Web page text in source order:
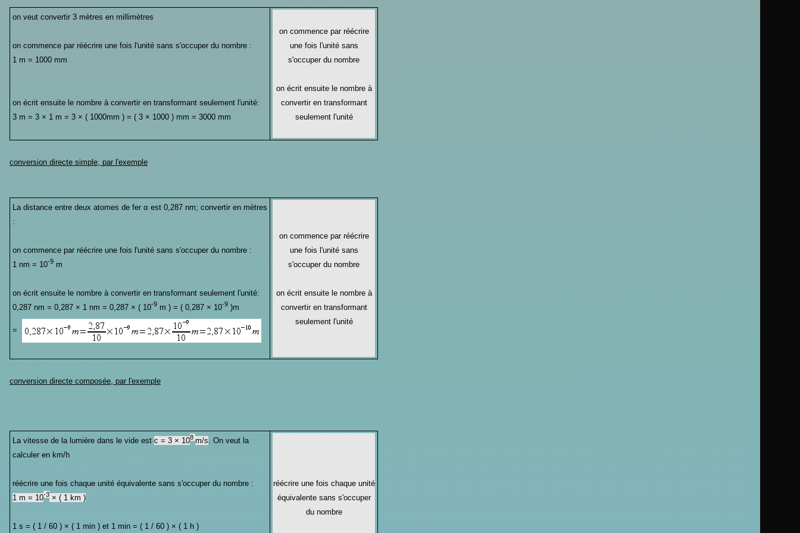
on veut convertir 3 mètres en millimètres
on commence par réécrire une fois l'unité sans s'occuper du nombre :
1 m = 1000 mm
on écrit ensuite le nombre à convertir en transformant seulement l'unité:
3 m = 3 × 1 m = 3 × ( 1000mm ) = ( 3 × 1000 ) mm = 3000 mm
on commence par réécrire
une fois l'unité sans
s'occuper du nombre
on écrit ensuite le nombre à
convertir en transformant
seulement l'unité
conversion directe simple, par l'exemple
La distance entre deux atomes de fer α est 0,287 nm; convertir en mètres
:
on commence par réécrire une fois l'unité sans s'occuper du nombre :
1 nm = 10-9m
on écrit ensuite le nombre à convertir en transformant seulement l'unité:
0,287 nm = 0,287 × 1 nm = 0,287 × ( 10-9m ) = ( 0,287 × 10-9)m
=
on commence par réécrire
une fois l'unité sans
s'occuper du nombre
on écrit ensuite le nombre à
convertir en transformant
seulement l'unité
conversion directe composée, par l'exemple
La vitesse de la lumière dans le vide est c = 3 × 108 m/s . On veut la
calculer en km/h
réécrire une fois chaque unité équivalente sans s'occuper du nombre :
1 m = 10-3 × ( 1 km )
1 s = ( 1 / 60 ) × ( 1 min ) et 1 min = ( 1 / 60 ) × ( 1 h )
réécrire une fois chaque unité
équivalente sans s'occuper
du nombre